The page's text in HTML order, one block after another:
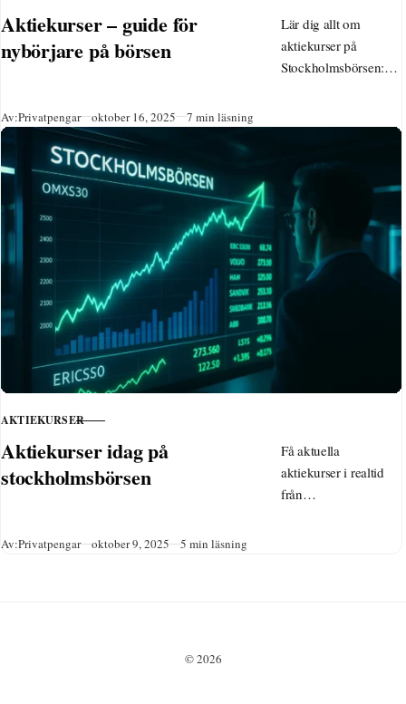
Aktiekurser – guide för
nybörjare på börsen
Lär dig allt om
aktiekurser på
Stockholmsbörsen:
med Avanza eller
trender och undviker
vanliga misstag. Börja
ditt långsiktiga
sparande idag med
tips för 2025.
Av:Privatpengar Publicerad
oktober 16, 2025 7 min läsning
KATEGORI
AKTIEKURSER
Aktiekurser idag på
stockholmsbörsen
Få aktuella
aktiekurser i realtid
från
Av:Privatpengar Publicerad
oktober 9, 2025 5 min läsning
© 2026